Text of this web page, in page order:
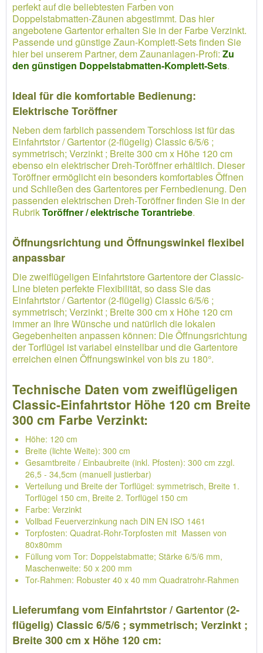
perfekt auf die beliebtesten Farben von
Doppelstabmatten-Zäunen abgestimmt. Das hier
angebotene Gartentor erhalten Sie in der Farbe Verzinkt.
Passende und günstige Zaun-Komplett-Sets finden Sie
hier bei unserem Partner, dem Zaunanlagen-Profi: Zu
den günstigen Doppelstabmatten-Komplett-Sets.
Ideal für die komfortable Bedienung:
Elektrische Toröffner
Neben dem farblich passendem Torschloss ist für das
Einfahrtstor / Gartentor (2-flügelig) Classic 6/5/6 ;
symmetrisch; Verzinkt ; Breite 300 cm x Höhe 120 cm
ebenso ein elektrischer Dreh-Toröffner erhältlich. Dieser
Toröffner ermöglicht ein besonders komfortables Öffnen
und Schließen des Gartentores per Fernbedienung. Den
passenden elektrischen Dreh-Toröffner finden Sie in der
RubrikToröffner / elektrische Torantriebe.
Öffnungsrichtung und Öffnungswinkel flexibel
anpassbar
Die zweiflügeligen Einfahrtstore Gartentore der Classic-
Line bieten perfekte Flexibilität, so dass Sie das
Einfahrtstor / Gartentor (2-flügelig) Classic 6/5/6 ;
symmetrisch; Verzinkt ; Breite 300 cm x Höhe 120 cm
immer an Ihre Wünsche und natürlich die lokalen
Gegebenheiten anpassen können: Die Öffnungsrichtung
der Torflügel ist variabel einstellbar und die Gartentore
erreichen einen Öffnungswinkel von bis zu 180°.
Technische Daten vom zweiflügeligen
Classic-Einfahrtstor Höhe 120 cm Breite
300 cm Farbe Verzinkt:
Höhe: 120 cm
Breite (lichte Weite): 300 cm
Gesamtbreite / Einbaubreite (inkl. Pfosten): 300 cm zzgl.
26,5 - 34,5cm (manuell justierbar)
Verteilung und Breite der Torflügel: symmetrisch, Breite 1.
Torflügel 150 cm, Breite 2. Torflügel 150 cm
Farbe: Verzinkt
Vollbad Feuerverzinkung nach DIN EN ISO 1461
Torpfosten: Quadrat-Rohr-Torpfosten mit Massen von
80x80mm
Füllung vom Tor: Doppelstabmatte; Stärke 6/5/6 mm,
Maschenweite: 50 x 200 mm
Tor-Rahmen: Robuster 40 x 40 mm Quadratrohr-Rahmen
Lieferumfang vom Einfahrtstor / Gartentor (2-
flügelig) Classic 6/5/6 ; symmetrisch; Verzinkt ;
Breite 300 cm x Höhe 120 cm: